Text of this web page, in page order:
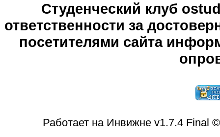
Студенческий клуб
ответственности за
посетителями сайта
Работает на Инвижне v1.7.4 Final